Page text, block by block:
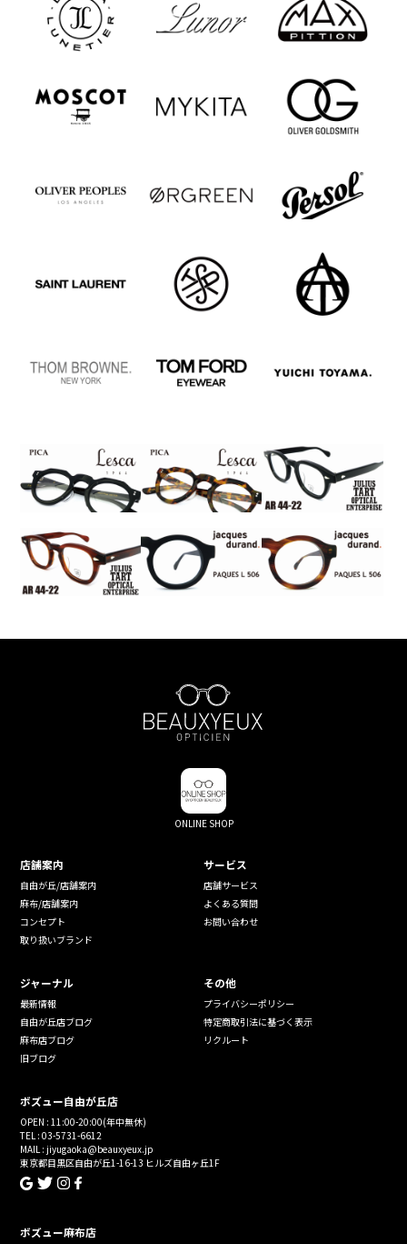
ONLINE SHOP
店舗案内
自由が丘/店舗案内
麻布/店舗案内
コンセプト
取り扱いブランド
サービス
店舗サービス
よくある質問
お問い合わせ
ジャーナル
最新情報
自由が丘店ブログ
麻布店ブログ
旧ブログ
その他
プライバシーポリシー
特定商取引法に基づく表示
リクルート
ボズュー自由が丘店
OPEN : 11:00-20:00(年中無休)
TEL : 03-5731-6612
MAIL : jiyugaoka@beauxyeux.jp
東京都目黒区自由が丘1-16-13 ヒルズ自由ヶ丘1F
ボズュー麻布店